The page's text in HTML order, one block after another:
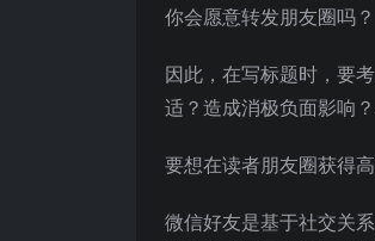
你会愿意转发朋友圈吗？
因此，在写标题时，要
适？造成消极负面影响
要想在读者朋友圈获得
微信好友是基于社交关